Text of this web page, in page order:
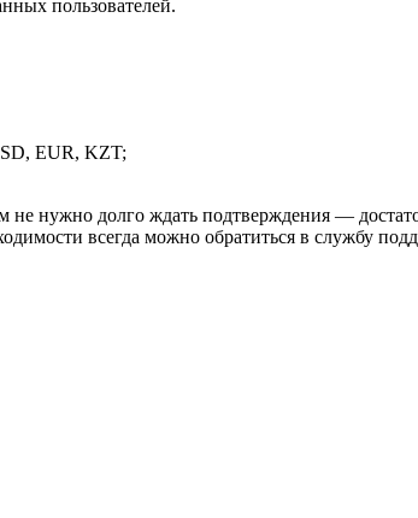
пользователей.
EUR, KZT;
нужно долго ждать подтверждения —
всегда можно обратиться в службу